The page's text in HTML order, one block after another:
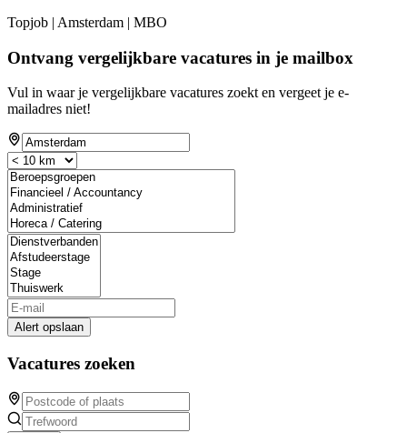
Topjob | Amsterdam | MBO
Ontvang vergelijkbare vacatures in je mailbox
Vul in waar je vergelijkbare vacatures zoekt en vergeet je e-
mailadres niet!
Alert opslaan
Vacatures zoeken